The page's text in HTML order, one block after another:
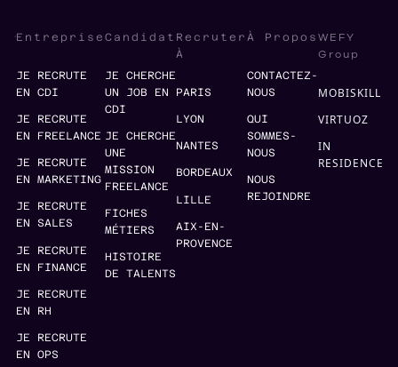
Entreprise
JE RECRUTE
EN CDI
JE RECRUTE
EN FREELANCE
JE RECRUTE
EN MARKETING
JE RECRUTE
EN SALES
JE RECRUTE
EN FINANCE
JE RECRUTE
EN RH
JE RECRUTE
EN OPS
Candidat
JE CHERCHE
UN JOB EN
CDI
JE CHERCHE
UNE
MISSION
FREELANCE
FICHES
MÉTIERS
HISTOIRE
DE TALENTS
Recruter
À
PARIS
LYON
NANTES
BORDEAUX
LILLE
AIX-EN-
PROVENCE
À Propos
CONTACTEZ-
NOUS
QUI
SOMMES-
NOUS
NOUS
REJOINDRE
WEFY
Group
MOBISKILL
VIRTUOZ
IN
RESIDENCE